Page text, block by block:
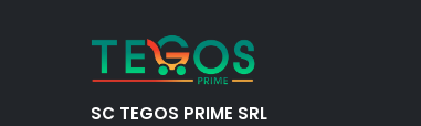
SC TEGOS PRIME SRL